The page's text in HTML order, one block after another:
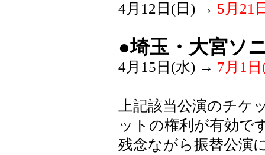
4月12日(日) → 5月21
●埼玉・大宮ソ
4月15日(水) → 7月1
上記該当公演のチ
ットの権利が有効で
残念ながら振替公演